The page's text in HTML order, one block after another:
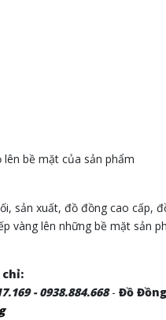
bề mặt của sản phẩm
sản xuất, đồ đồng cao cấp,
vàng lên những bề mặt sản
- 0938.884.668 - Đồ